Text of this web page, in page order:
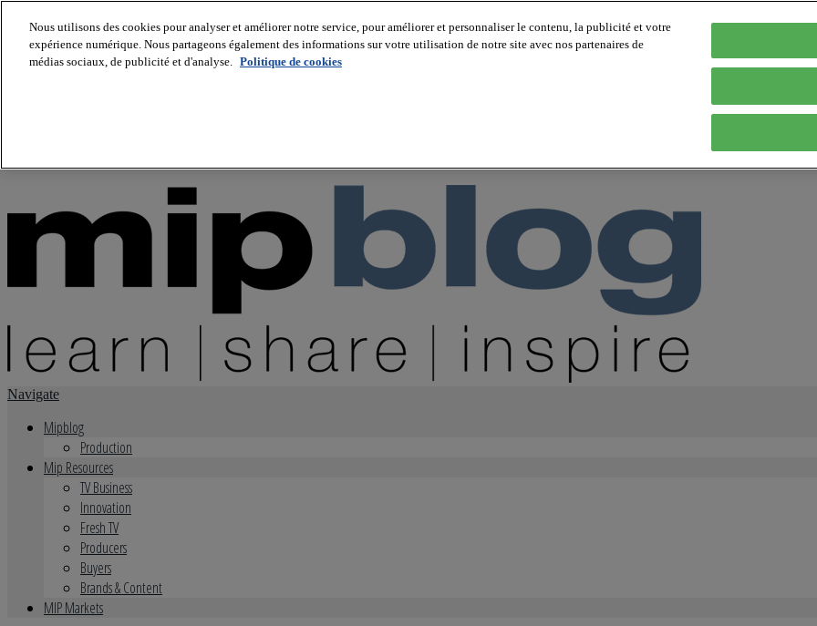
About us
Navigate
Mipblog
Production
Mip Resources
TV Business
Innovation
Fresh TV
Producers
Buyers
Brands & Content
MIP Markets
Nous utilisons des cookies pour analyser et améliorer notre service, pour améliorer et personnaliser le contenu, la publicité et votre
expérience numérique. Nous partageons également des informations sur votre utilisation de notre site avec nos partenaires de
médias sociaux, de publicité et d'analyse. Politique de cookies